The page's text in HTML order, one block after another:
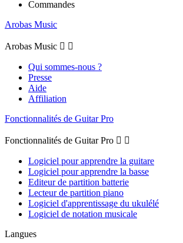
Commandes
Arobas Music
Arobas Music  
Qui sommes-nous ?
Presse
Aide
Affiliation
Fonctionnalités de Guitar Pro
Fonctionnalités de Guitar Pro  
Logiciel pour apprendre la guitare
Logiciel pour apprendre la basse
Editeur de partition batterie
Lecteur de partition piano
Logiciel d'apprentissage du ukulélé
Logiciel de notation musicale
Langues